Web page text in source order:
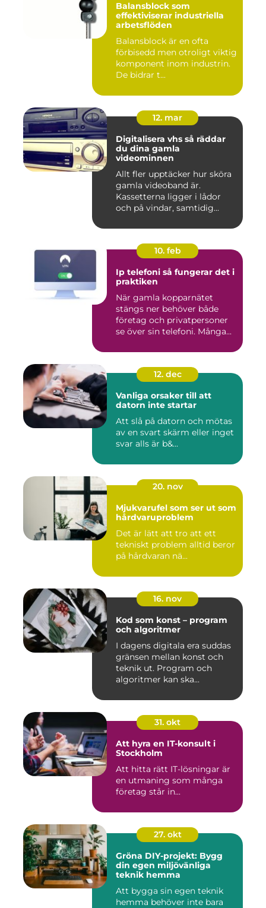
Balansblock som
effektiviserar industriella
arbetsflöden
Balansblock är en ofta
förbisedd men otroligt viktig
komponent inom industrin.
De bidrar t...
12. mar
Digitalisera vhs så räddar
du dina gamla
videominnen
Allt fler upptäcker hur sköra
gamla videoband är.
Kassetterna ligger i lådor
och på vindar, samtidig...
10. feb
Ip telefoni så fungerar det i
praktiken
När gamla kopparnätet
stängs ner behöver både
företag och privatpersoner
se över sin telefoni. Många...
12. dec
Vanliga orsaker till att
datorn inte startar
Att slå på datorn och mötas
av en svart skärm eller inget
svar alls är b&...
20. nov
Mjukvarufel som ser ut som
hårdvaruproblem
Det är lätt att tro att ett
tekniskt problem alltid beror
på hårdvaran nä...
16. nov
Kod som konst – program
och algoritmer
I dagens digitala era suddas
gränsen mellan konst och
teknik ut. Program och
algoritmer kan ska...
31. okt
Att hyra en IT-konsult i
Stockholm
Att hitta rätt IT-lösningar är
en utmaning som många
företag står in...
27. okt
Gröna DIY-projekt: Bygg
din egen miljövänliga
teknik hemma
Att bygga sin egen teknik
hemma behöver inte bara